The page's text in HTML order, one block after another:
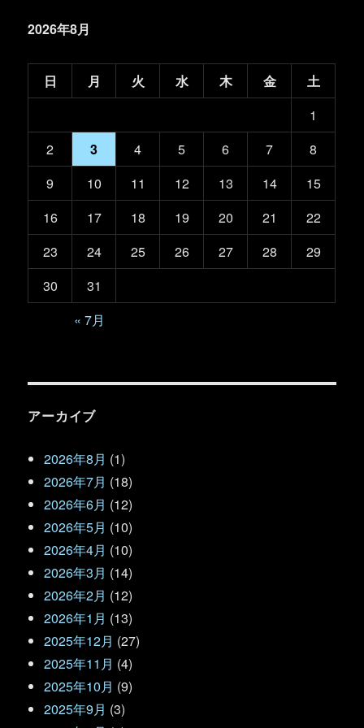
2026年8月
日 月 火 水 木 金
土
1
2
3 4 5 6 7
8
9
10 11 12 13 14
15
16
17 18 19 20 21
22
23
24 25 26 27 28
29
30
31
« 7月
アーカイブ
2026年8月 (1)
2026年7月 (18)
2026年6月 (12)
2026年5月 (10)
2026年4月 (10)
2026年3月 (14)
2026年2月 (12)
2026年1月 (13)
2025年12月 (27)
2025年11月 (4)
2025年10月 (9)
2025年9月 (3)